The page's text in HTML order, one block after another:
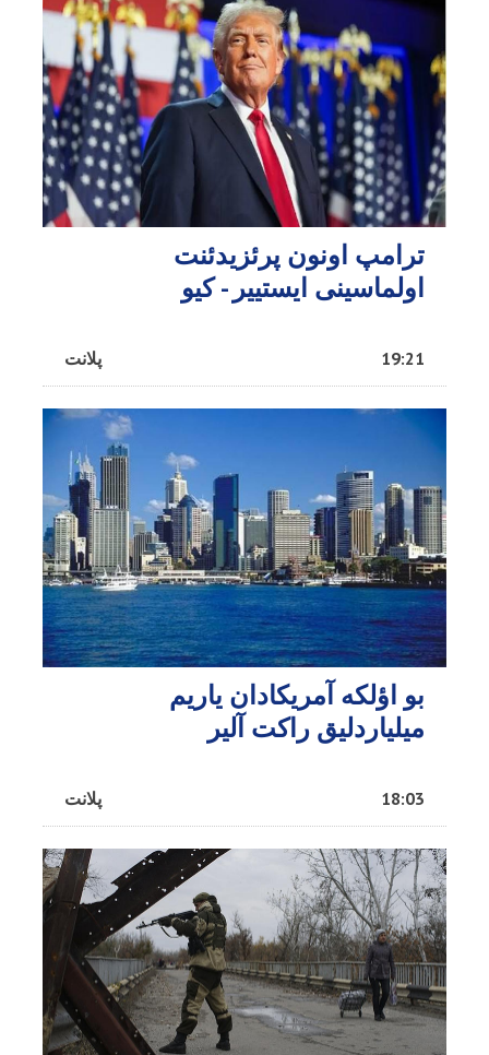
ترامپ اونون پرئزیدئنت
اولماسینی ایستییر - کیو
پلانت 19:21
بو اؤلکه آمریکادان یاریم
میلیاردلیق راکت آلیر
پلانت 18:03